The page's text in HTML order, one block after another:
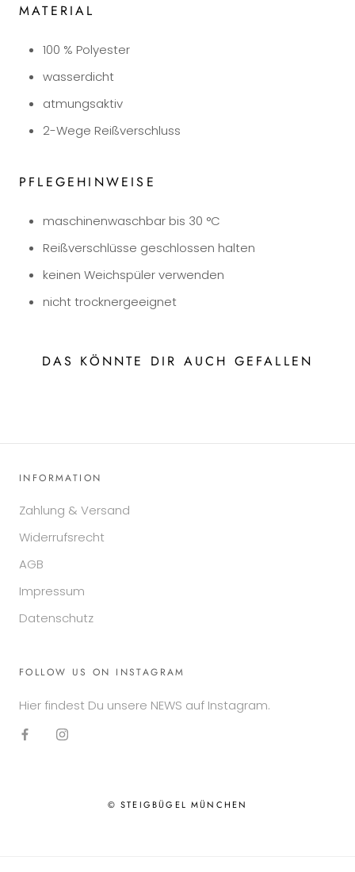
MATERIAL
100 % Polyester
wasserdicht
atmungsaktiv
2-Wege Reißverschluss
PFLEGEHINWEISE
maschinenwaschbar bis 30 °C
Reißverschlüsse geschlossen halten
keinen Weichspüler verwenden
nicht trocknergeeignet
DAS KÖNNTE DIR AUCH GEFALLEN
INFORMATION
Zahlung & Versand
Widerrufsrecht
AGB
Impressum
Datenschutz
FOLLOW US ON INSTAGRAM
Hier findest Du unsere NEWS auf Instagram.
© STEIGBÜGEL MÜNCHEN